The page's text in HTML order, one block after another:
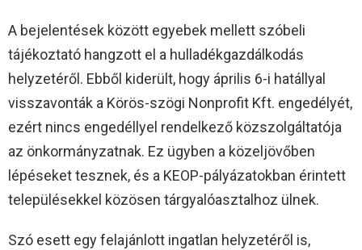
A bejelentések között egyebek mellett szóbeli
tájékoztató hangzott el a hulladékgazdálkodás
helyzetéről. Ebből kiderült, hogy április 6-i hatállyal
visszavonták a Körös-szögi Nonprofit Kft. engedélyét,
ezért nincs engedéllyel rendelkező közszolgáltatója
az önkormányzatnak. Ez ügyben a közeljövőben
lépéseket tesznek, és a KEOP-pályázatokban érintett
településekkel közösen tárgyalóasztalhoz ülnek.
Szó esett egy felajánlott ingatlan helyzetéről is,